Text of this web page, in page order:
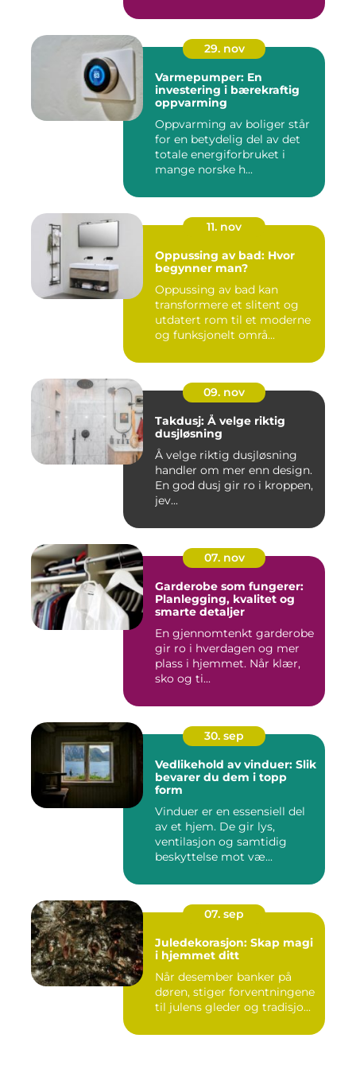
29. nov
Varmepumper: En
investering i bærekraftig
oppvarming
Oppvarming av boliger står
for en betydelig del av det
totale energiforbruket i
mange norske h...
11. nov
Oppussing av bad: Hvor
begynner man?
Oppussing av bad kan
transformere et slitent og
utdatert rom til et moderne
og funksjonelt områ...
09. nov
Takdusj: Å velge riktig
dusjløsning
Å velge riktig dusjløsning
handler om mer enn design.
En god dusj gir ro i kroppen,
jev...
07. nov
Garderobe som fungerer:
Planlegging, kvalitet og
smarte detaljer
En gjennomtenkt garderobe
gir ro i hverdagen og mer
plass i hjemmet. Når klær,
sko og ti...
30. sep
Vedlikehold av vinduer: Slik
bevarer du dem i topp
form
Vinduer er en essensiell del
av et hjem. De gir lys,
ventilasjon og samtidig
beskyttelse mot væ...
07. sep
Juledekorasjon: Skap magi
i hjemmet ditt
Når desember banker på
døren, stiger forventningene
til julens gleder og tradisjo...